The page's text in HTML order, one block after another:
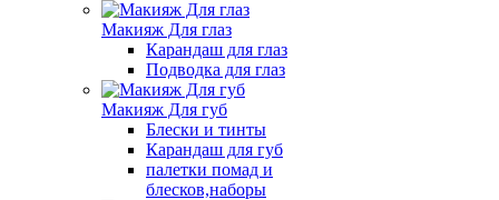
Макияж Для глаз
Карандаш для глаз
Подводка для глаз
Макияж Для губ
Блески и тинты
Карандаш для губ
палетки помад и
блесков,наборы